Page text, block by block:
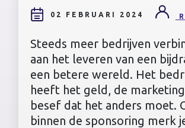
02 FEBRUARI 2024
Steeds meer bedrijven
aan het leveren van een
een betere wereld. Het
heeft het geld, de
besef dat het anders moet.
binnen de sponsoring merk